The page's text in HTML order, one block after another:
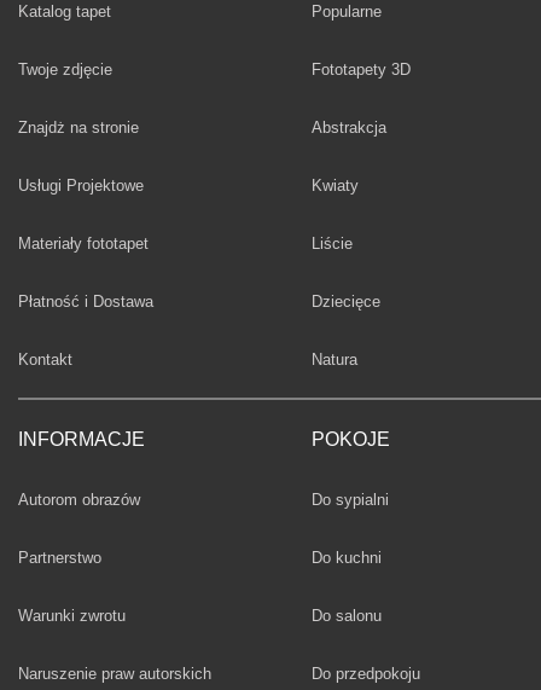
Katalog tapet
Twoje zdjęcie
Znajdż na stronie
Usługi Projektowe
Materiały fototapet
Płatność i Dostawa
Kontakt
INFORMACJE
Autorom obrazów
Partnerstwo
Warunki zwrotu
Naruszenie praw autorskich
Fototapety
Popularne
Fototapety 3D
Fototapety
Abstrakcja
Fototapety
Kwiaty
Fototapety
Liście
Fototapety
Dziecięce
Fototapety
Natura
POKOJE
Fototapety
Do sypialni
Fototapety
Do kuchni
Fototapety
Do salonu
Fototapety
Do przedpokoju